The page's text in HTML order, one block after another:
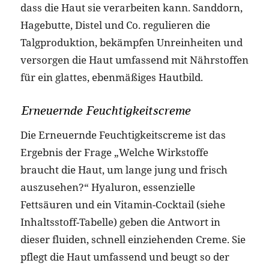
dass die Haut sie verarbeiten kann. Sanddorn,
Hagebutte, Distel und Co. regulieren die
Talgproduktion, bekämpfen Unreinheiten und
versorgen die Haut umfassend mit Nährstoffen
für ein glattes, ebenmäßiges Hautbild.
Erneuernde Feuchtigkeitscreme
Die Erneuernde Feuchtigkeitscreme ist das
Ergebnis der Frage „Welche Wirkstoffe
braucht die Haut, um lange jung und frisch
auszusehen?“ Hyaluron, essenzielle
Fettsäuren und ein Vitamin-Cocktail (siehe
Inhaltsstoff-Tabelle) geben die Antwort in
dieser fluiden, schnell einziehenden Creme. Sie
pflegt die Haut umfassend und beugt so der